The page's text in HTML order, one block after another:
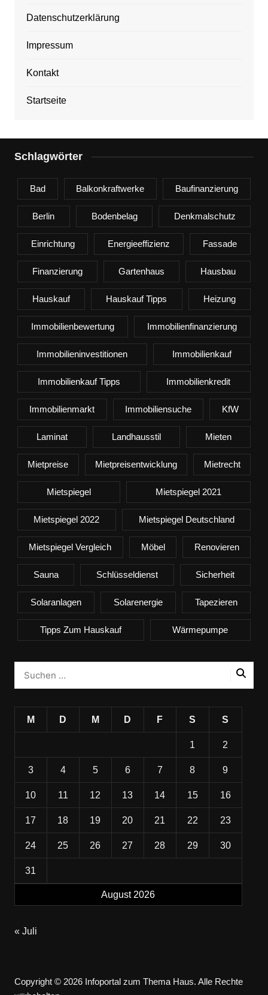
Datenschutzerklärung
Impressum
Kontakt
Startseite
Schlagwörter
Bad Balkonkraftwerke Baufinanzierung
Berlin Bodenbelag Denkmalschutz
Einrichtung Energieeffizienz Fassade
Finanzierung Gartenhaus Hausbau
Hauskauf Hauskauf Tipps Heizung
Immobilienbewertung Immobilienfinanzierung
Immobilieninvestitionen Immobilienkauf
Immobilienkauf Tipps Immobilienkredit
Immobilienmarkt Immobiliensuche KfW
Laminat Landhausstil Mieten
Mietpreise Mietpreisentwicklung Mietrecht
Mietspiegel Mietspiegel 2021
Mietspiegel 2022 Mietspiegel Deutschland
Mietspiegel Vergleich Möbel Renovieren
Sauna Schlüsseldienst Sicherheit
Solaranlagen Solarenergie Tapezieren
Tipps Zum Hauskauf Wärmepumpe
August 2026
M D M D F S S
1 2
3 4 5 6 7 8 9
10 11 12 13 14 15 16
17 18 19 20 21 22 23
24 25 26 27 28 29 30
31
« Juli
Copyright © 2026 Infoportal zum Thema Haus. Alle Rechte